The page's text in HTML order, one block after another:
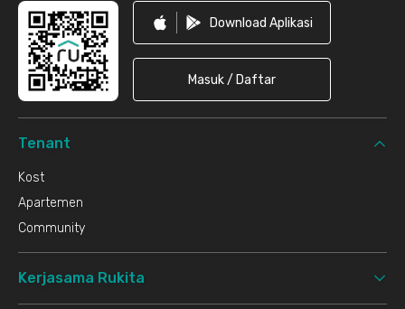
Download Aplikasi
Masuk / Daftar
Tenant
Kost
Apartemen
Community
Kerjasama Rukita